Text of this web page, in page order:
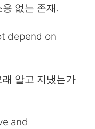
없는 존재.
depend on
알고 지냈는가
and